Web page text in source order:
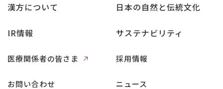
漢方について 日本の自然と伝統文化
IR情報 サステナビリティ
医療関係者の皆さま 採用情報
お問い合わせ ニュース